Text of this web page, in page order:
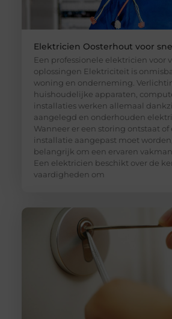
Elektricien Oosterhout voor
Een professionele elektricien voor
oplossingen Elektriciteit is
woning en onderneming.
huishoudelijke apparaten,
installaties werken allemaal
aangelegd en onderhouden
Wanneer er een storing ontstaat of
installatie aangepast moet
belangrijk om een ervaren
Een elektricien beschikt over de
vaardigheden om